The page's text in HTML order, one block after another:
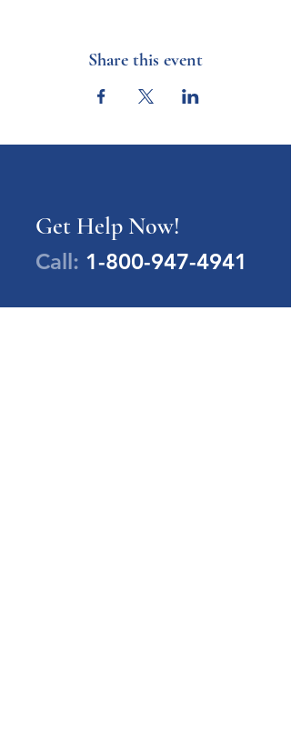
Share this event
Get Help Now!
Call: 1-800-947-4941